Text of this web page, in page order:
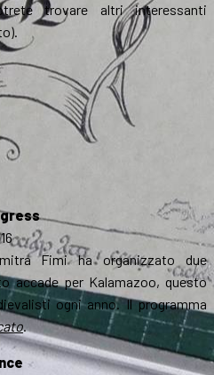
trovare altri interessanti
Fimi ha organizzato due
accade per Kalamazoo, questo
ogni anno. Il programma
.